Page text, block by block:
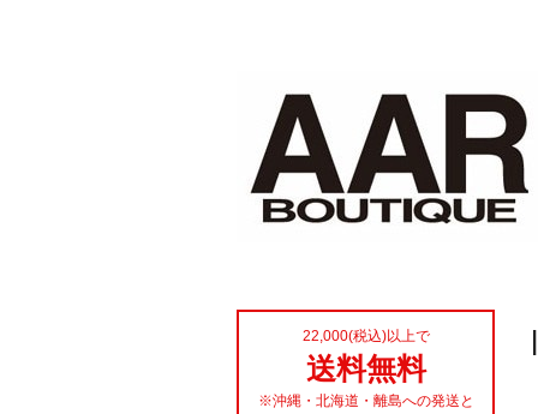
22,000(税込)以上で
送料無料
※沖縄・北海道・離島への発送と